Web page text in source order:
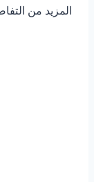
المزيد من